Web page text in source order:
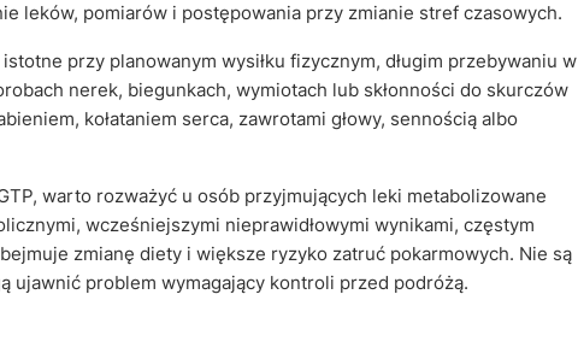
leków, pomiarów i postępowania przy zmianie stref czasowych.
przy planowanym wysiłku fizycznym, długim przebywaniu w
nerek, biegunkach, wymiotach lub skłonności do skurczów
kołataniem serca, zawrotami głowy, sennością albo
warto rozważyć u osób przyjmujących leki metabolizowane
wcześniejszymi nieprawidłowymi wynikami, częstym
zmianę diety i większe ryzyko zatruć pokarmowych. Nie są
ujawnić problem wymagający kontroli przed podróżą.